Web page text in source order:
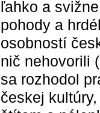
ľahko a
pohody a
osobností
nič nehovorili
sa rozhodol
českej